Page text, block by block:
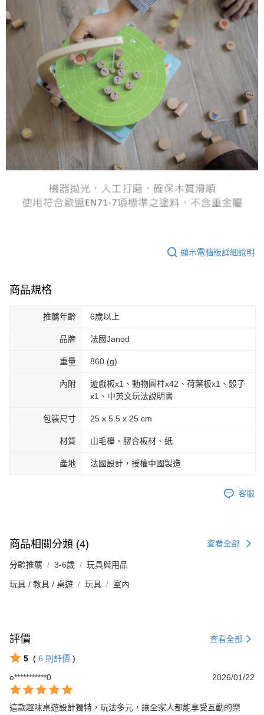
顯示電腦版詳細說明
商品規格
推薦年齡 6歲以上
品牌 法國Janod
重量 860 (g)
內附
遊戲板x1、動物圓柱x42、荷葉板x1、骰子
x1、中英文玩法說明書
包裝尺寸 25 x 5.5 x 25 cm
材質 山毛櫸、膠合板材、紙
產地 法國設計，授權中國製造
客服
商品相關分類 (4) 查看全部
分齡推薦 3-6歲 玩具與用品
玩具 / 教具 / 桌遊 玩具 室內
評價 查看全部
5 ( 6 則評價 )
e***********0
2026/01/22
這款趣味桌遊設計獨特，玩法多元，讓全家人都能享受互動的樂